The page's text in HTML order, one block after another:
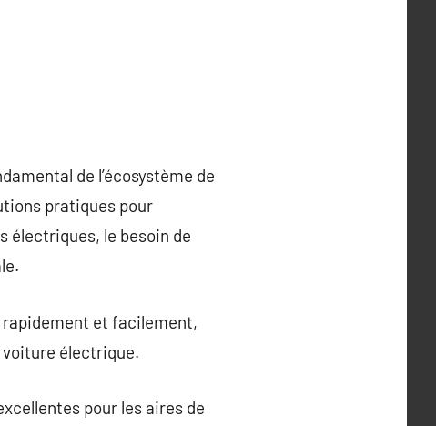
de l’écosystème de
pratiques pour
électriques, le besoin de
et facilement,
électrique.
pour les aires de